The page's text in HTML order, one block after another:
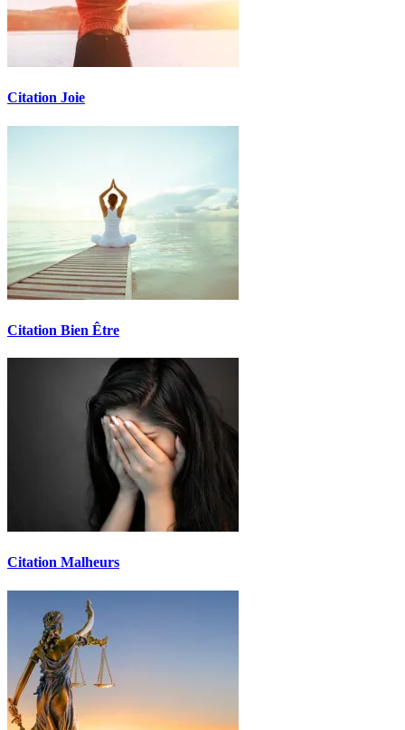
Citation Joie
Citation Bien Être
Citation Malheurs